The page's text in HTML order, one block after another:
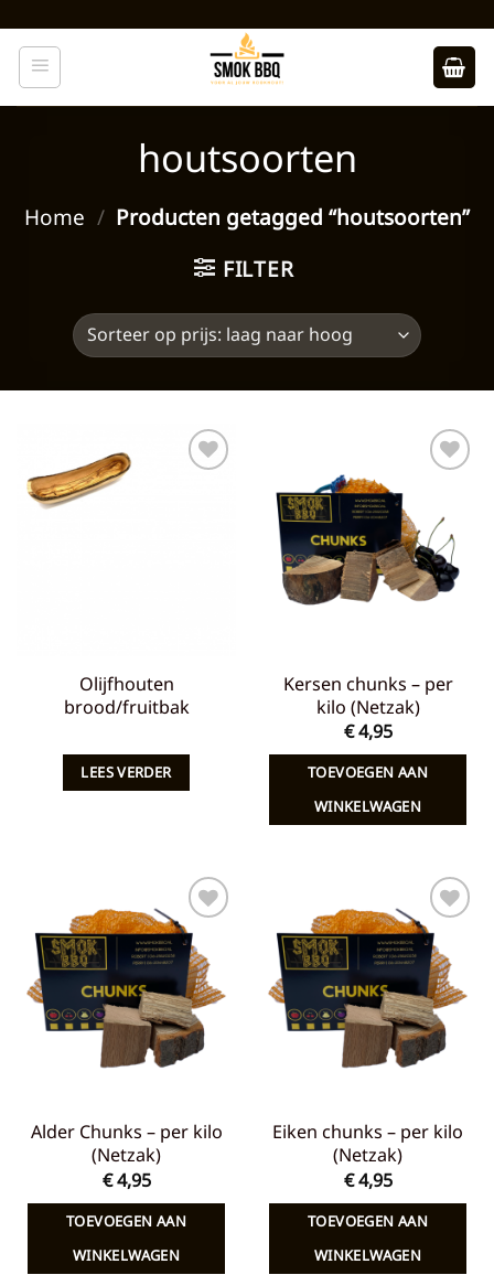
naar
inhoud
houtsoorten
Home / Producten getagged “houtsoorten”
FILTER
Olijfhouten
brood/fruitbak
LEES VERDER
Toevoegen
verlanglijst
Kersen chunks – per
kilo (Netzak)
€4,95
TOEVOEGEN AAN
WINKELWAGEN
Toevoegen
aan
verlanglijst
Alder Chunks – per kilo
(Netzak)
€4,95
TOEVOEGEN AAN
WINKELWAGEN
Toevoegen
aan
verlanglijst
Eiken chunks – per kilo
(Netzak)
€4,95
TOEVOEGEN AAN
WINKELWAGEN